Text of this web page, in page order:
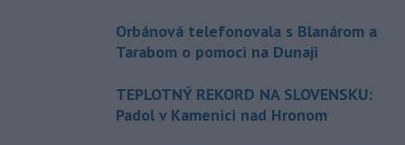
Orbánová telefonovala s Blanárom a
Tarabom o pomoci na Dunaji
TEPLOTNÝ REKORD NA SLOVENSKU:
Padol v Kamenici nad Hronom